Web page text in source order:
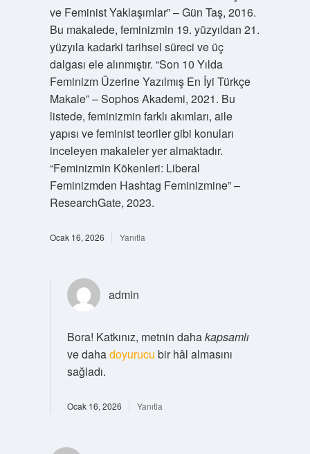
ve Feminist Yaklaşımlar” – Gün Taş, 2016.
Bu makalede, feminizmin 19. yüzyıldan 21.
yüzyıla kadarki tarihsel süreci ve üç
dalgası ele alınmıştır. “Son 10 Yılda
Feminizm Üzerine Yazılmış En İyi Türkçe
Makale” – Sophos Akademi, 2021. Bu
listede, feminizmin farklı akımları, aile
yapısı ve feminist teoriler gibi konuları
inceleyen makaleler yer almaktadır.
“Feminizmin Kökenleri: Liberal
Feminizmden Hashtag Feminizmine” –
ResearchGate, 2023.
Ocak 16, 2026 Yanıtla
admin
Bora! Katkınız, metnin dahakapsamlı
ve dahadoyurucu bir hâl almasını
sağladı.
Ocak 16, 2026 Yanıtla